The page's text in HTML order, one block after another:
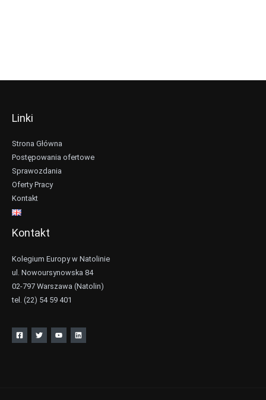
Linki
Strona Główna
Postępowania ofertowe
Sprawozdania
Oferty Pracy
Kontakt
Kontakt
Kolegium Europy w Natolinie
ul. Nowoursynowska 84
02-797 Warszawa (Natolin)
tel. (22) 54 59 401